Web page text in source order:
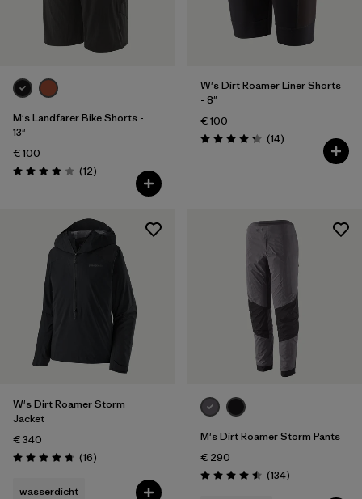
M's Landfarer Bike Shorts -
13"
€ 100
Bewertung: 4.0 / 5
(12Rezensionen
)
W's Dirt Roamer Liner Shorts
- 8"
€ 100
Bewertung: 4.4 / 5
(14Rezensionen
)
W's Dirt Roamer Storm
Jacket
€ 340
Bewertung: 4.8 / 5
(16Rezensionen
)
wasserdicht
M's Dirt Roamer Storm Pants
€ 290
Bewertung: 4.5 / 5
(134Rezensionen
)